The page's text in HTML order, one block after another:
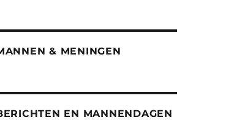
& MENINGEN
EN MANNENDAGEN